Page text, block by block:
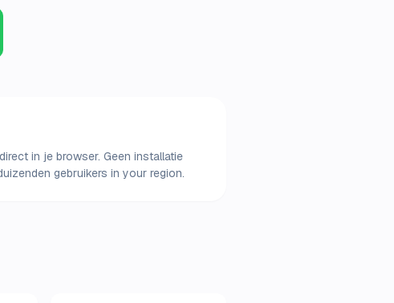
in je browser. Geen installatie
gebruikers in your region.